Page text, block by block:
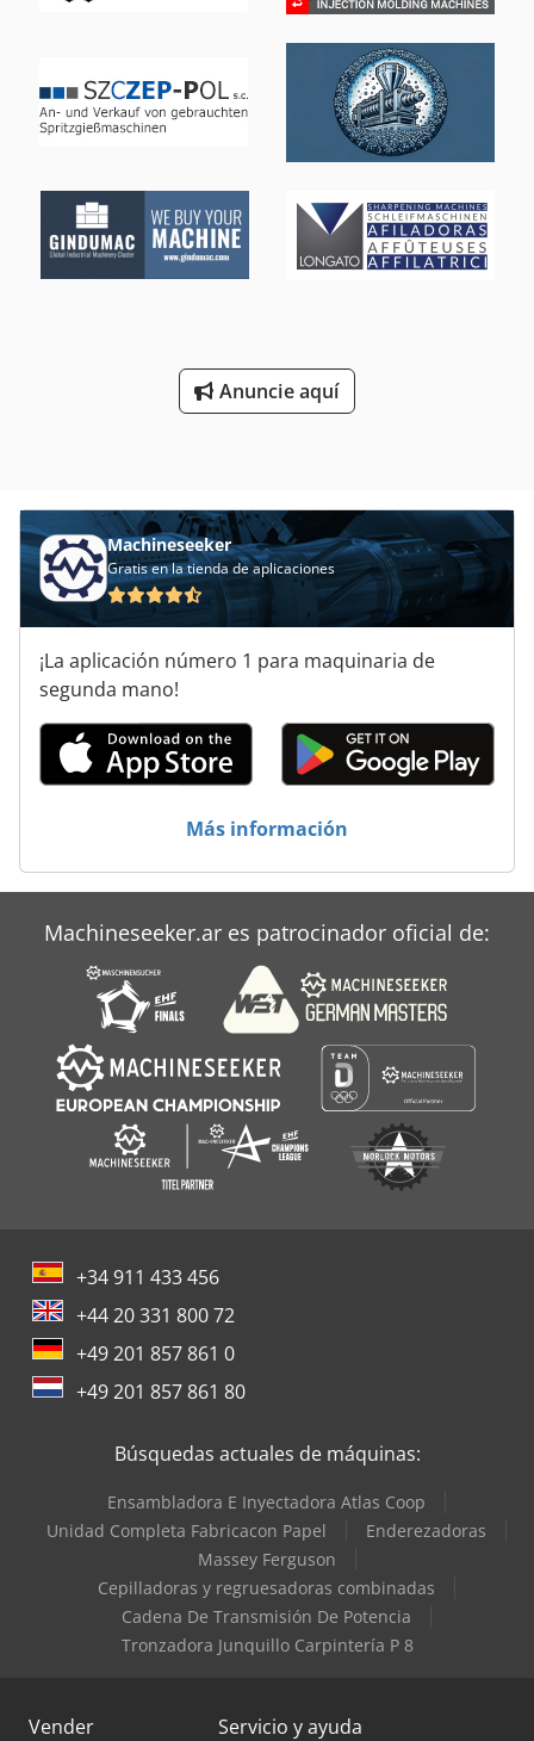
Anuncie aquí
Machineseeker
Gratis en la tienda de aplicaciones
¡La aplicación número 1 para maquinaria de
segunda mano!
Más información
Machineseeker.ar es patrocinador oficial de:
+34 911 433 456
+44 20 331 800 72
+49 201 857 861 0
+49 201 857 861 80
Búsquedas actuales de máquinas:
Ensambladora E Inyectadora Atlas Coop
Unidad Completa Fabricacon Papel
Enderezadoras
Massey Ferguson
Cepilladoras y regruesadoras combinadas
Cadena De Transmisión De Potencia
Tronzadora Junquillo Carpintería P 8
Vender Servicio y ayuda